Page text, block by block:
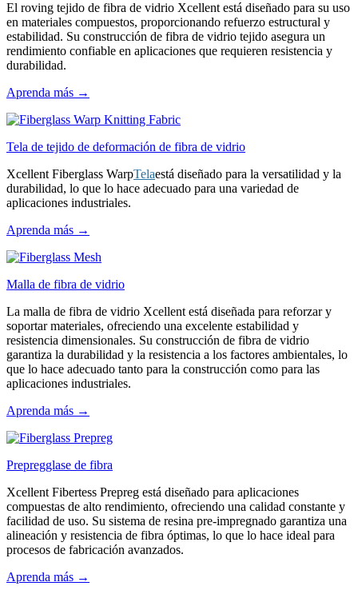
El roving tejido de fibra de vidrio Xcellent está diseñado para su uso
en materiales compuestos, proporcionando refuerzo estructural y
estabilidad. Su construcción de fibra de vidrio tejido asegura un
rendimiento confiable en aplicaciones que requieren resistencia y
durabilidad.
Aprenda más →
Tela de tejido de deformación de fibra de vidrio
Xcellent Fiberglass WarpTelaestá diseñado para la versatilidad y la
durabilidad, lo que lo hace adecuado para una variedad de
aplicaciones industriales.
Aprenda más →
Malla de fibra de vidrio
La malla de fibra de vidrio Xcellent está diseñada para reforzar y
soportar materiales, ofreciendo una excelente estabilidad y
resistencia dimensionales. Su construcción de fibra de vidrio
garantiza la durabilidad y la resistencia a los factores ambientales, lo
que lo hace adecuado tanto para la construcción como para las
aplicaciones industriales.
Aprenda más →
Prepregglase de fibra
Xcellent Fibertess Prepreg está diseñado para aplicaciones
compuestas de alto rendimiento, ofreciendo una calidad constante y
facilidad de uso. Su sistema de resina pre-impregnado garantiza una
alineación y resistencia de fibra óptimas, lo que lo hace ideal para
procesos de fabricación avanzados.
Aprenda más →